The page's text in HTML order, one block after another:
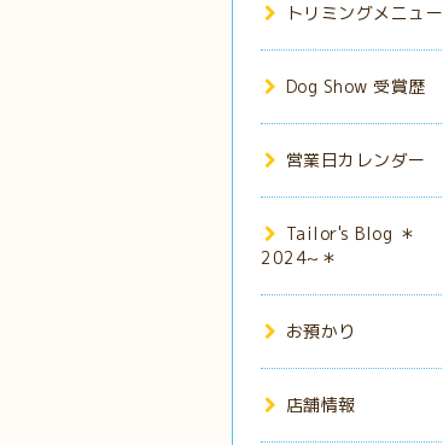
トリミングメニュー
Dog Show 受賞歴
営業日カレンダー
Tailor's Blog ＊
2024~＊
お預かり
店舗情報